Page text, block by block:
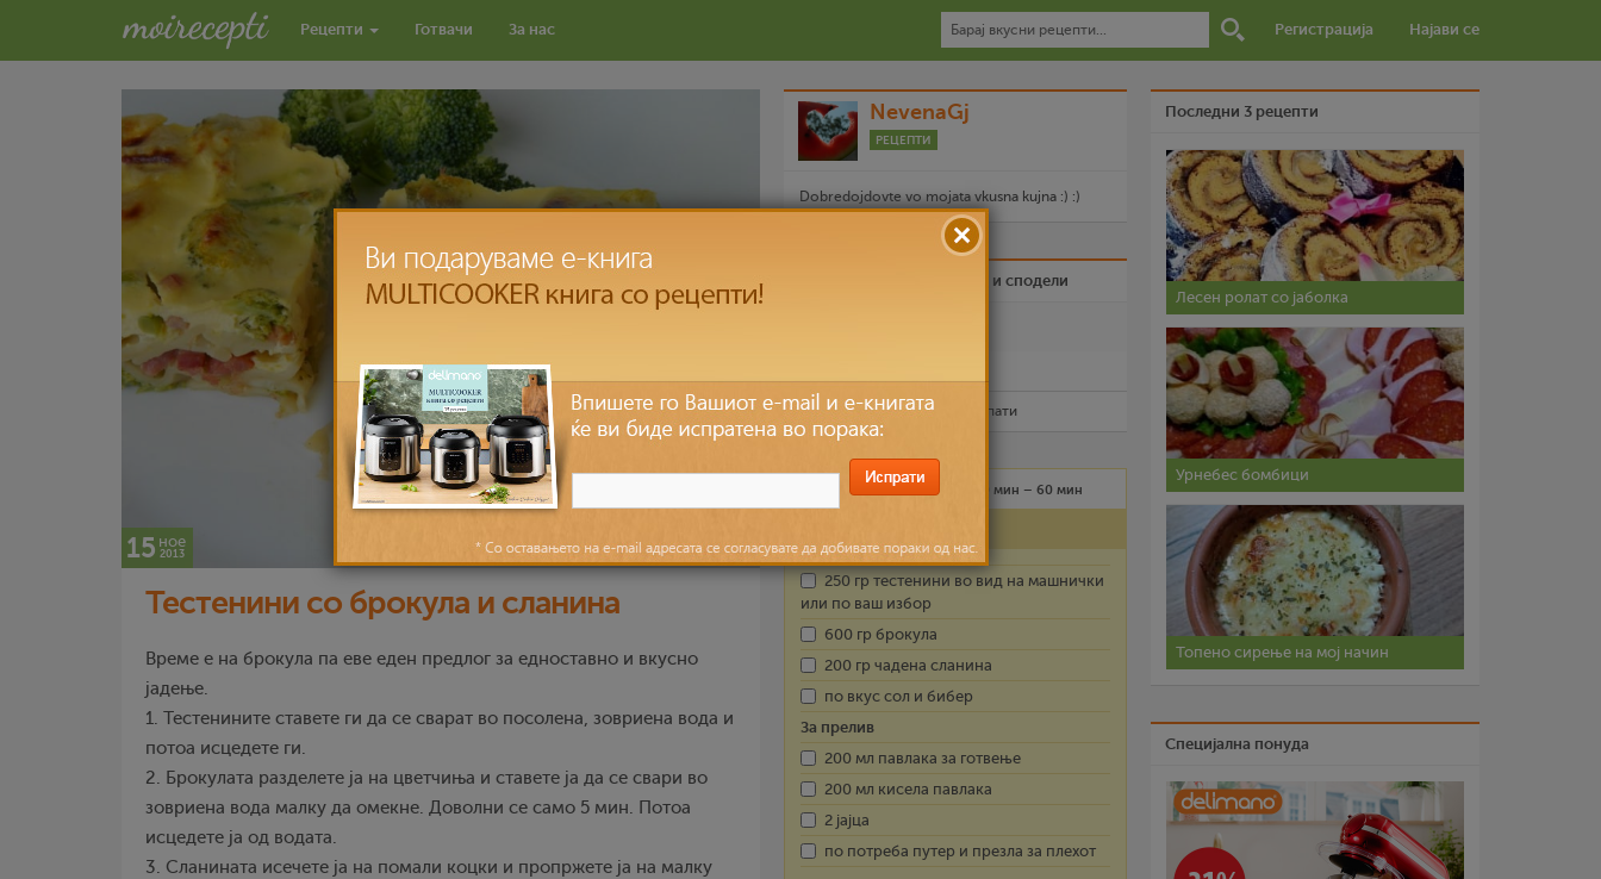
Рецепти Готвачи За нас Регистрација Најави се
15 ное
2013
Тестенини со брокула и сланина
Време е на брокула па еве еден предлог за едноставно и вкусно
јадење.
1. Тестенините ставете ги да се сварат во посолена, зовриена вода и
потоа исцедете ги.
2. Брокулата разделете ја на цветчиња и ставете ја да се свари во
зовриена вода малку да омекне. Доволни се само 5 мин. Потоа
исцедете ја од водата.
3. Сланината исечете ја на помали коцки и пропржете ја на малку
NevenaGj
РЕЦЕПТИ
Dobredojdovte vo mojata vkusna kujna :) :)
Биди вистински пријател и сподели
Рецептот е прочитан пати
Лесно 4 лица 30 мин – 60 мин
250 гр тестенини во вид на машнички
или по ваш избор
600 гр брокула
200 гр чадена сланина
по вкус сол и бибер
За прелив
200 мл павлака за готвење
200 мл кисела павлака
2 јајца
по потреба путер и презла за плехот
Последни 3 рецепти
Лесен ролат со јаболка
Урнебес бомбици
Топено сирење на мој начин
Специјална понуда